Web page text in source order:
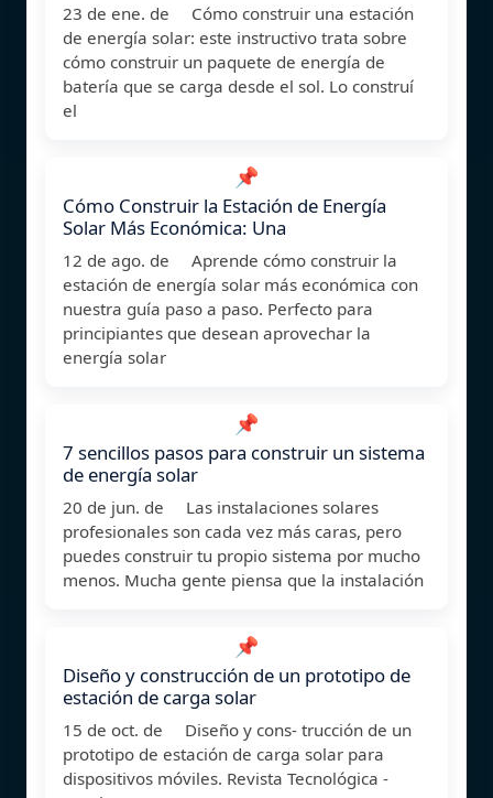
23 de ene. de Cómo construir una estación
de energía solar: este instructivo trata sobre
cómo construir un paquete de energía de
batería que se carga desde el sol. Lo construí
el
📌
Cómo Construir la Estación de Energía
Solar Más Económica: Una
12 de ago. de Aprende cómo construir la
estación de energía solar más económica con
nuestra guía paso a paso. Perfecto para
principiantes que desean aprovechar la
energía solar
📌
7 sencillos pasos para construir un sistema
de energía solar
20 de jun. de Las instalaciones solares
profesionales son cada vez más caras, pero
puedes construir tu propio sistema por mucho
menos. Mucha gente piensa que la instalación
📌
Diseño y construcción de un prototipo de
estación de carga solar
15 de oct. de Diseño y cons- trucción de un
prototipo de estación de carga solar para
dispositivos móviles. Revista Tecnológica -